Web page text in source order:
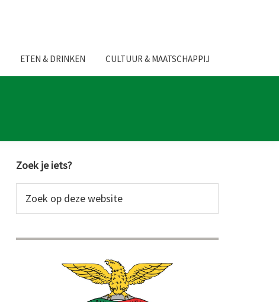
ETEN & DRINKEN CULTUUR & MAATSCHAPPIJ
Primaire
Sidebar
Zoek je iets?
op
website